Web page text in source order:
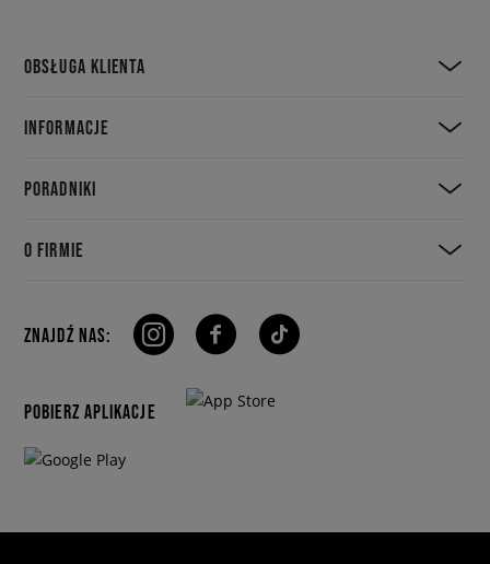
OBSŁUGA KLIENTA
INFORMACJE
PORADNIKI
O FIRMIE
ZNAJDŹ NAS:
POBIERZ APLIKACJE